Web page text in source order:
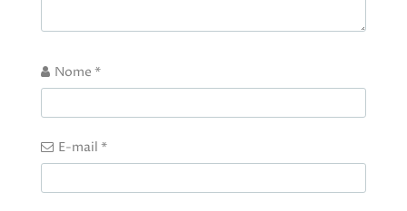
Nome *
E-mail *